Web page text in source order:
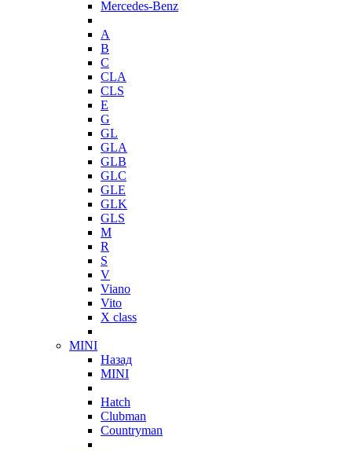
Mercedes-Benz
A
B
C
CLA
CLS
E
G
GL
GLA
GLB
GLC
GLE
GLK
GLS
M
R
S
V
Viano
Vito
X class
MINI
Назад
MINI
Hatch
Clubman
Countryman